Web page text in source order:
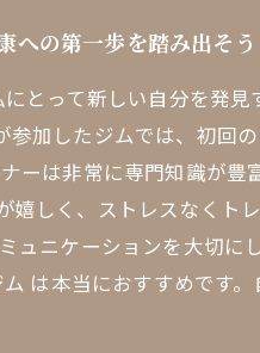
への第一歩を踏み出そう
とって新しい自分を発
参加したジムでは、初回
ーは非常に専門知識が
嬉しく、ストレスなく
ュニケーションを大切
は本当におすすめです